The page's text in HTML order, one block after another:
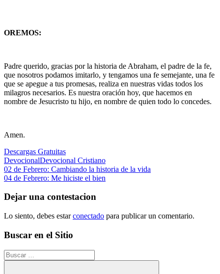
OREMOS:
Padre querido, gracias por la historia de Abraham, el padre de la fe,
que nosotros podamos imitarlo, y tengamos una fe semejante, una fe
que se apegue a tus promesas, realiza en nuestras vidas todos los
milagros necesarios. Es nuestra oración hoy, que hacemos en
nombre de Jesucristo tu hijo, en nombre de quien todo lo concedes.
Amen.
Descargas Gratuitas
DevocionalDevocional Cristiano
Navegación
de
entradas
Entrada
anterior:
02 de Febrero: Cambiando la historia de la vida
Siguiente
04 de Febrero: Me hiciste el bien
Dejar una contestacion
Lo siento, debes estarconectado para publicar un comentario.
Buscar en el Sitio
Buscar: